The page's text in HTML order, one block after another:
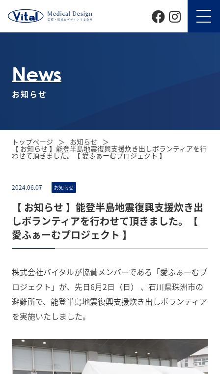
News
お知らせ
トップページ お知らせ
【 お知らせ 】能登半島地震復興支援炊き出しボランティアを行
わせて頂きました。【 愛ふぁーむプロジェクト 】
2024.06.07 お知らせ
【 お知らせ 】能登半島地震復興支援炊き出
しボランティアを行わせて頂きました。【
愛ふぁーむプロジェクト 】
株式会社バイタルが協賛メンバーである「愛ふぁーむプ
ロジェクト」が、先日6月2日（日） 、石川県珠洲市の
避難所で、能登半島地震復興支援炊き出しボランティア
を実施いたしました。